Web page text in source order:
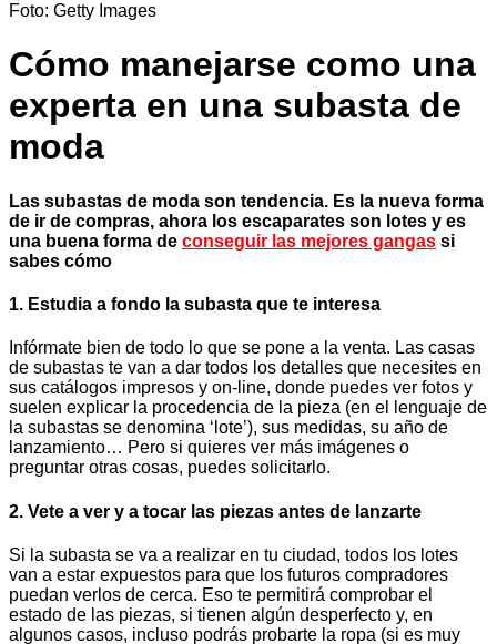
Foto: Getty Images
Cómo manejarse como una
experta en una subasta de
moda
Las subastas de moda son tendencia. Es la nueva forma
de ir de compras, ahora los escaparates son lotes y es
una buena forma de conseguir las mejores gangas si
sabes cómo
1. Estudia a fondo la subasta que te interesa
Infórmate bien de todo lo que se pone a la venta. Las casas
de subastas te van a dar todos los detalles que necesites en
sus catálogos impresos y on-line, donde puedes ver fotos y
suelen explicar la procedencia de la pieza (en el lenguaje de
la subastas se denomina ‘lote’), sus medidas, su año de
lanzamiento… Pero si quieres ver más imágenes o
preguntar otras cosas, puedes solicitarlo.
2. Vete a ver y a tocar las piezas antes de lanzarte
Si la subasta se va a realizar en tu ciudad, todos los lotes
van a estar expuestos para que los futuros compradores
puedan verlos de cerca. Eso te permitirá comprobar el
estado de las piezas, si tienen algún desperfecto y, en
algunos casos, incluso podrás probarte la ropa (si es muy